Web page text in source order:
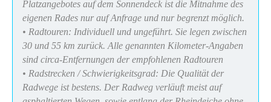
Platzangebotes auf dem Sonnendeck ist die Mitnahme des
eigenen Rades nur auf Anfrage und nur begrenzt möglich.
• Radtouren: Individuell und ungeführt. Sie legen zwischen
30 und 55 km zurück. Alle genannten Kilometer-Angaben
sind circa-Entfernungen der empfohlenen Radtouren
• Radstrecken / Schwierigkeitsgrad: Die Qualität der
Radwege ist bestens. Der Radweg verläuft meist auf